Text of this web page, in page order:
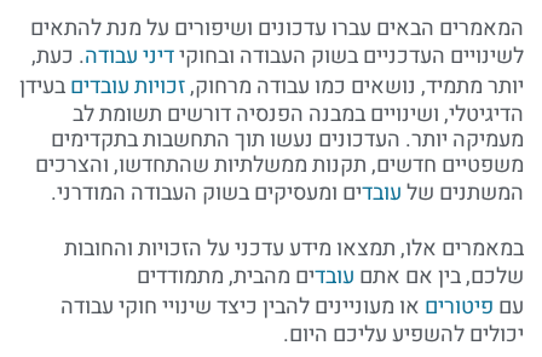
המאמרים הבאים עברו עדכונים ושיפורים על מנת להתאים
לשינויים העדכניים בשוק העבודה ובחוקידיני עבודה. כעת,
יותר מתמיד, נושאים כמו עבודה מרחוק,זכויות עובדיםבעידן
הדיגיטלי, ושינויים במבנה הפנסיה דורשים תשומת לב
מעמיקה יותר. העדכונים נעשו תוך התחשבות בתקדימים
משפטיים חדשים, תקנות ממשלתיות שהתחדשו, והצרכים
המשתנים שלעובדים ומעסיקים בשוק העבודה המודרני.
במאמרים אלו, תמצאו מידע עדכני על הזכויות והחובות
שלכם, בין אם אתם עובדים מהבית, מתמודדים
עם פיטורים או מעוניינים להבין כיצד שינויי חוקי עבודה
יכולים להשפיע עליכם היום.